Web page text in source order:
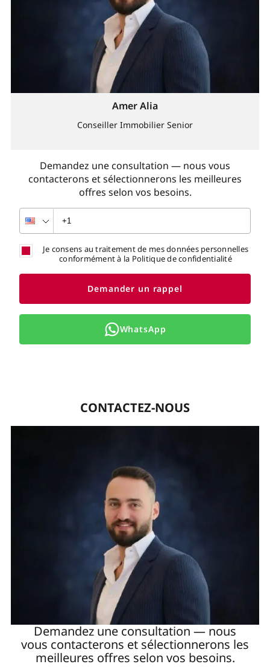
Demandez une consultation — nous vous
contacterons et sélectionnerons les meilleures
offres selon vos besoins.
Amer Alia
Conseiller Immobilier Senior
Je consens au traitement de mes données personnelles
conformément à la Politique de confidentialité
Demander un rappel
WhatsApp
CONTACTEZ-NOUS
Demandez une consultation — nous
vous contacterons et sélectionnerons les
meilleures offres selon vos besoins.